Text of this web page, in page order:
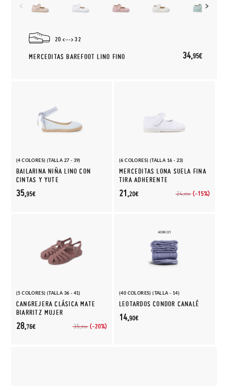
20 32
MERCEDITAS BAREFOOT LINO FINO 34,95€
(4 COLORES) (TALLA 27 - 39)
BAILARINA NIÑA LINO CON
CINTAS Y YUTE
35,95€
(6 COLORES) (TALLA 16 - 23)
MERCEDITAS LONA SUELA FINA
TIRA ADHERENTE
24,95€ (-15%)
21,20€
(5 COLORES) (TALLA 36 - 41)
CANGREJERA CLÁSICA MATE
BIARRITZ MUJER
35,95€ (-20%)
28,76€
(40 COLORES) (TALLA - 14)
LEOTARDOS CONDOR CANALÉ
14,90€